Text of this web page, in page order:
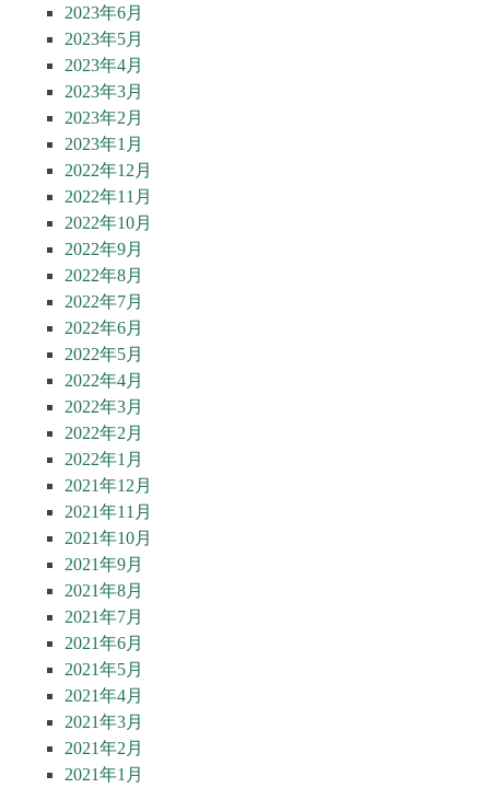
2023年6月
2023年5月
2023年4月
2023年3月
2023年2月
2023年1月
2022年12月
2022年11月
2022年10月
2022年9月
2022年8月
2022年7月
2022年6月
2022年5月
2022年4月
2022年3月
2022年2月
2022年1月
2021年12月
2021年11月
2021年10月
2021年9月
2021年8月
2021年7月
2021年6月
2021年5月
2021年4月
2021年3月
2021年2月
2021年1月